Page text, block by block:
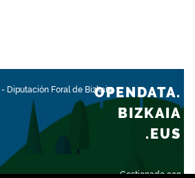
- Diputación Foral de Bizkaia
Gestionado con
OPENDATA.
BIZKAIA
.EUS